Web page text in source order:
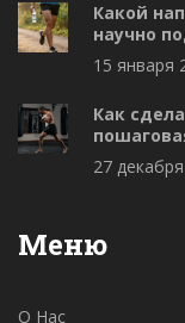
Какой
научно
15 января
Как
мощности
27
Меню
О Нас